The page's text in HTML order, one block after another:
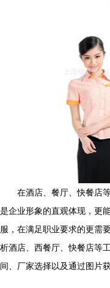
在酒店、餐厅、快餐店
是企业形象的直观体现，更
服，在满足职业要求的更需
析酒店、西餐厅、快餐店等
间、厂家选择以及通过图片